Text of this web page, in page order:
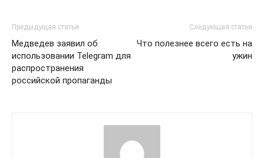
Предыдущая статья
Медведев заявил об
использовании Telegram для
распространения
российской пропаганды
Следующая статья
Что полезнее всего есть на
ужин